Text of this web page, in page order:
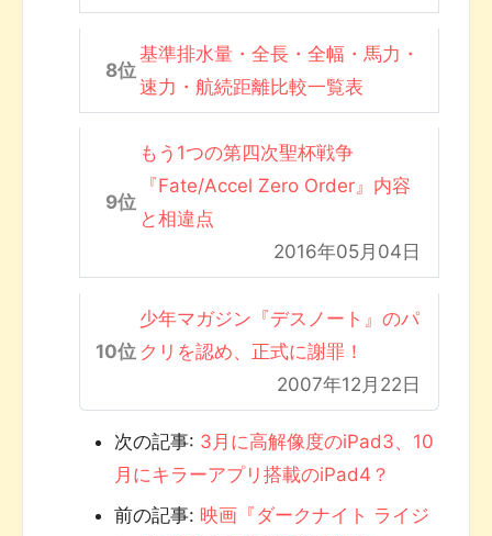
基準排水量・全長・全幅・馬力・
速力・航続距離比較一覧表
もう1つの第四次聖杯戦争
『Fate/Accel Zero Order』内容
と相違点
2016年05月04日
少年マガジン『デスノート』のパ
クリを認め、正式に謝罪！
2007年12月22日
次の記事: 3月に高解像度のiPad3、10
月にキラーアプリ搭載のiPad4？
前の記事: 映画『ダークナイト ライジ